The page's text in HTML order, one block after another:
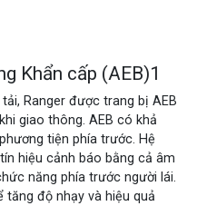
Khẩn cấp (AEB)1
Ranger được trang bị AEB
giao thông. AEB có khả
tiện phía trước. Hệ
hiệu cảnh báo bằng cả âm
năng phía trước người lái.
độ nhạy và hiệu quả